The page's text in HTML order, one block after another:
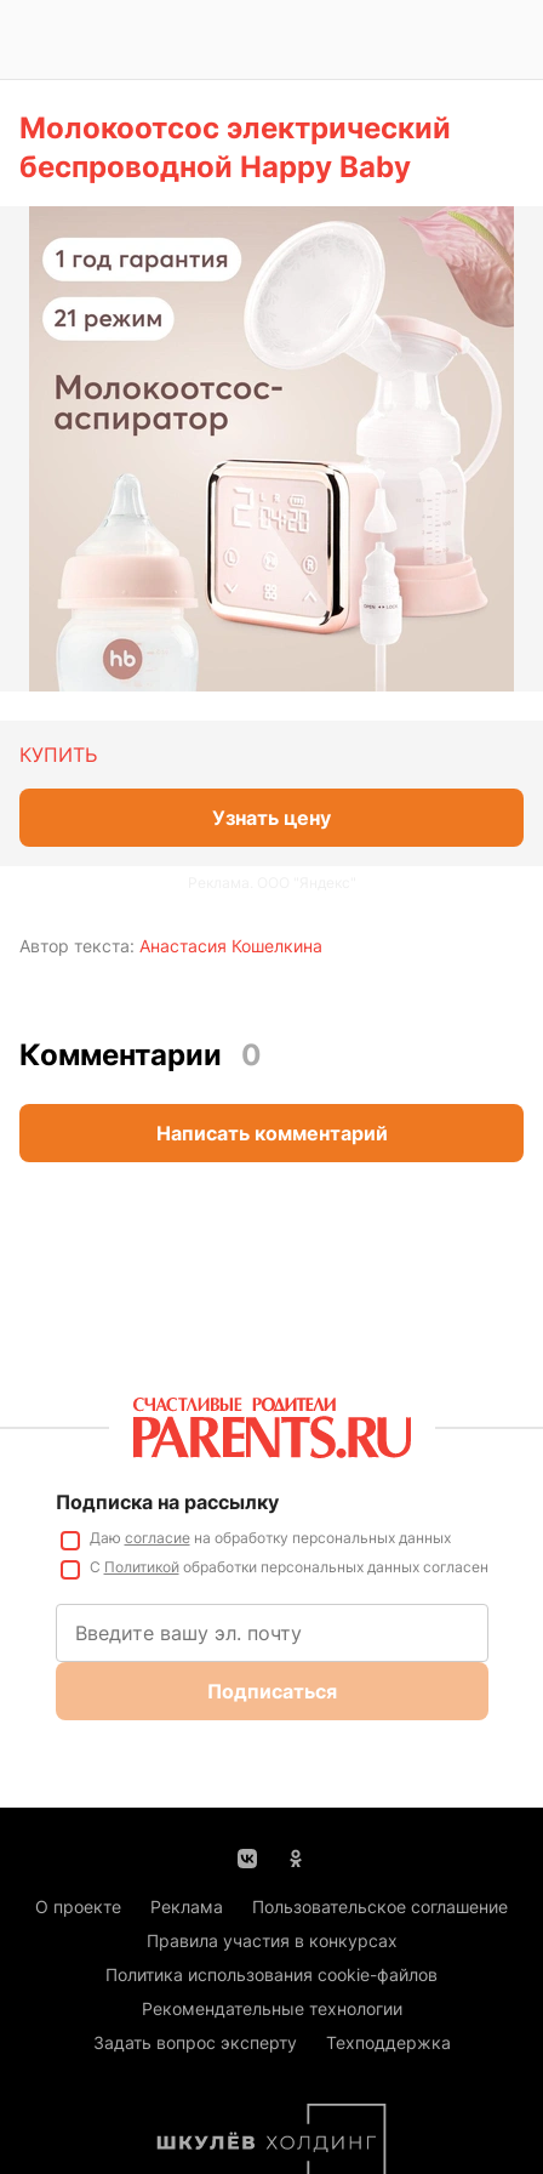
Молокоотсос электрический
беспроводной Happy Baby
КУПИТЬ
Узнать цену
Автор текста: Анастасия Кошелкина
Комментарии 0
Написать комментарий
Подписка на рассылку
Даю согласиена обработку персональных данных
С Политикойобработки персональных данных согласен
Подписаться
О проекте Реклама
Пользовательское соглашение
Правила участия в конкурсах
Политика использования cookie-файлов
Рекомендательные технологии
Задать вопрос эксперту
Техподдержка